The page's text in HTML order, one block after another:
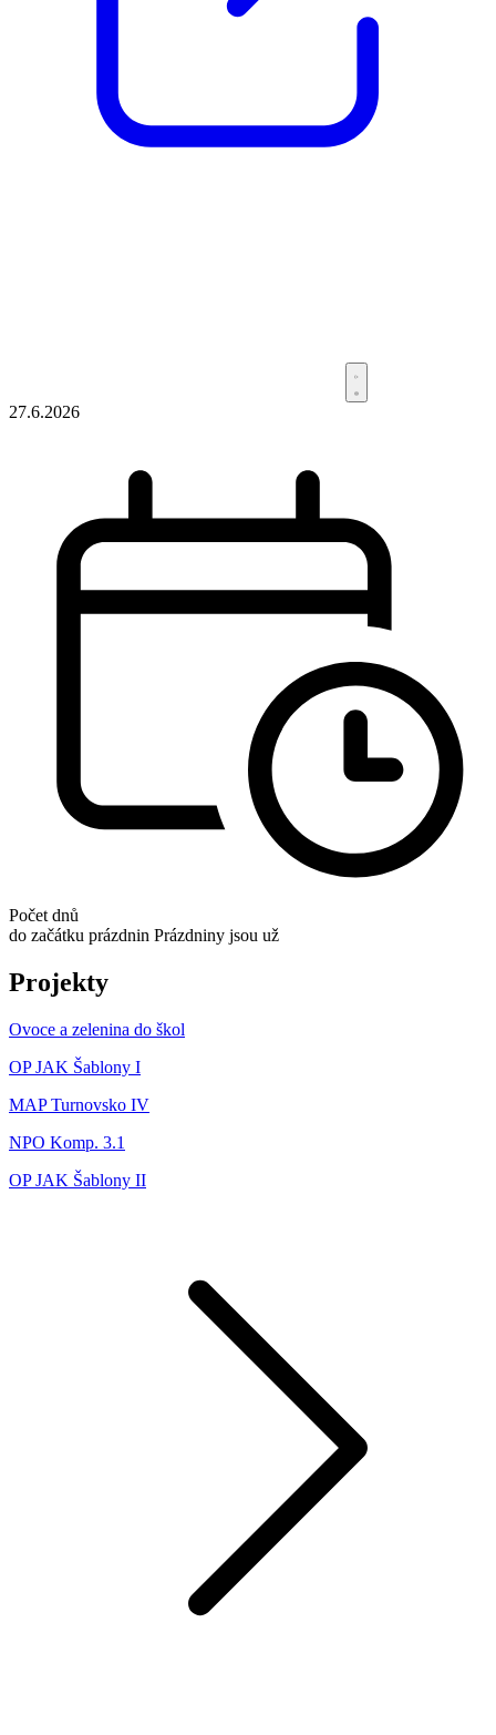
27.6.2026
Počet dnů
do začátku prázdnin Prázdniny jsou už
Projekty
Ovoce a zelenina do škol
OP JAK Šablony I
MAP Turnovsko IV
NPO Komp. 3.1
OP JAK Šablony II